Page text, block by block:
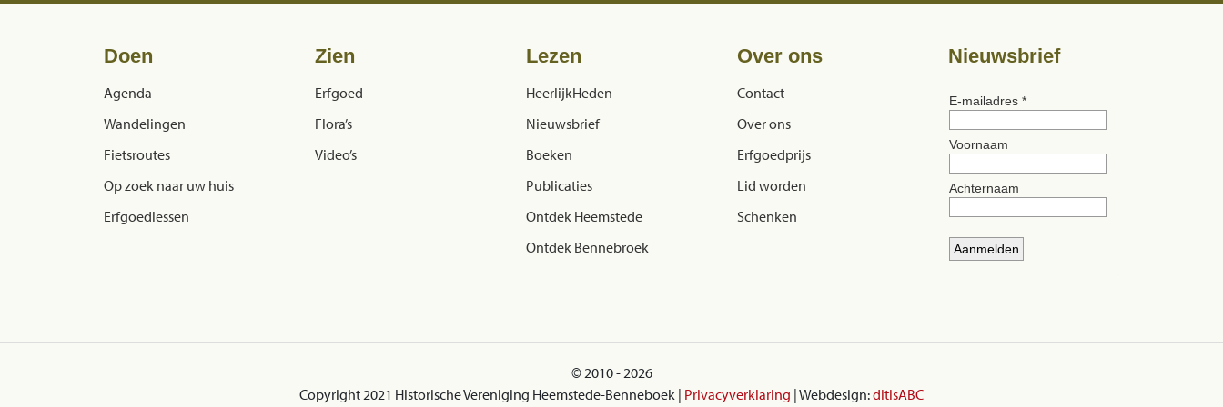
Doen
Agenda
Wandelingen
Fietsroutes
Op zoek naar uw huis
Erfgoedlessen
Zien
Erfgoed
Flora’s
Video’s
Lezen
HeerlijkHeden
Nieuwsbrief
Boeken
Publicaties
Ontdek Heemstede
Ontdek Bennebroek
Over ons
Contact
Over ons
Erfgoedprijs
Lid worden
Schenken
Nieuwsbrief
© 2010 - 2026
Copyright 2021 Historische Vereniging Heemstede-Benneboek | Privacyverklaring | Webdesign:ditisABC